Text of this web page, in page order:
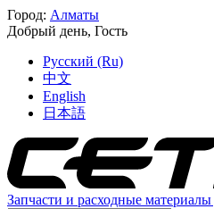
Город: Алматы
Добрый день, Гость
Русский (Ru)
中文
English
日本語
Запчасти и расходные